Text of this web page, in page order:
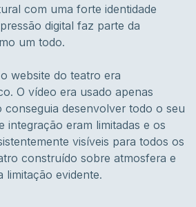
com uma forte identidade
digital faz parte da
um todo.
website do teatro era
O vídeo era usado apenas
conseguia desenvolver todo o seu
integração eram limitadas e os
visíveis para todos os
construído sobre atmosfera e
limitação evidente.